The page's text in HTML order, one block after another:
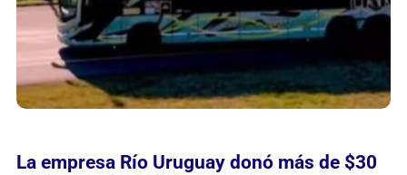
La empresa Río Uruguay donó más de $30